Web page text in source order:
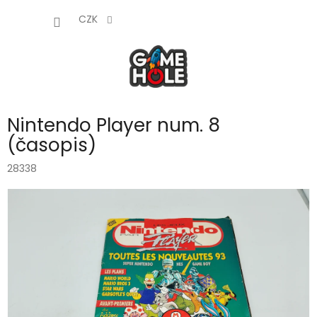
CZK
Nintendo Player num. 8
(časopis)
28338